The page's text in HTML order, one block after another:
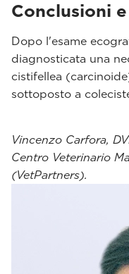
Conclusioni
Dopo l'esame
diagnosticata una
cistifellea
sottoposto a
Vincenzo Carfora,
Centro Veterinario
(VetPartners).